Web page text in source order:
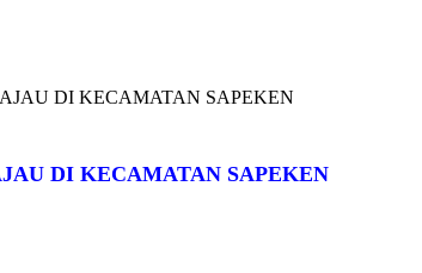
DI KECAMATAN SAPEKEN
DI KECAMATAN SAPEKEN